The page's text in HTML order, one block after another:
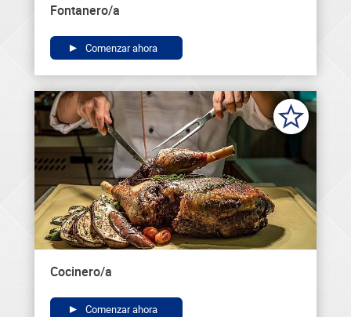
Fontanero/a
Comenzar ahora
Cocinero/a
Comenzar ahora